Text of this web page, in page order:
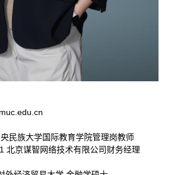
民族大学国际教育学院管理岗教师
北京谋智网络技术有限公司财务经理